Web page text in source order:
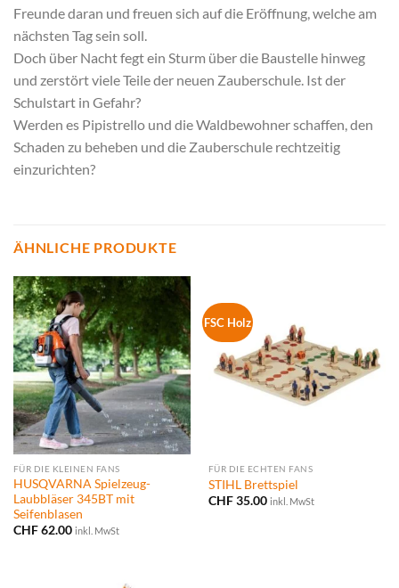
Freunde daran und freuen sich auf die Eröffnung, welche am
nächsten Tag sein soll.
Doch über Nacht fegt ein Sturm über die Baustelle hinweg
und zerstört viele Teile der neuen Zauberschule. Ist der
Schulstart in Gefahr?
Werden es Pipistrello und die Waldbewohner schaffen, den
Schaden zu beheben und die Zauberschule rechtzeitig
einzurichten?
ÄHNLICHE PRODUKTE
FÜR DIE KLEINEN FANS
HUSQVARNA Spielzeug-
Laubbläser 345BT mit
Seifenblasen
CHF62.00 inkl. MwSt
FSC Holz
FÜR DIE ECHTEN FANS
STIHL Brettspiel
CHF35.00 inkl. MwSt